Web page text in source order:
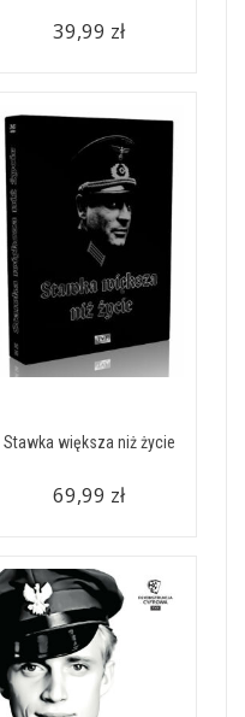
39,99 zł
Stawka większa niż życie
69,99 zł